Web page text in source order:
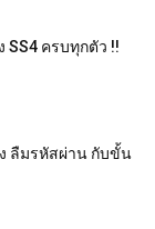
SS4 ครบทุกตัว !!
ลืมรหัสผ่าน กับขั้น